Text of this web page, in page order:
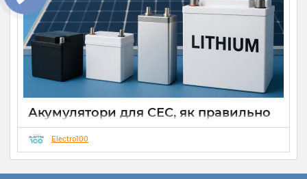
Акумулятори для СЕС, як правильно
вибрати
28 09 2025
класичного типу, що працюють на моментальну
Electro100